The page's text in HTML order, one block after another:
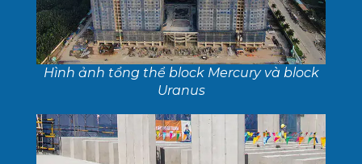
Hình ảnh tổng thể block Mercury và block
Uranus